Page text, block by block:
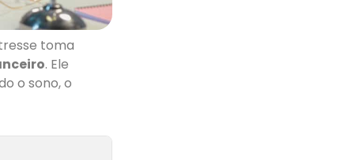
toma
. Ele
o sono, o